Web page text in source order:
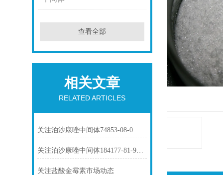
查看全部
相关文章
RELATED ARTICLES
关注泊沙康唑中间体74853-08-0市场动态
关注泊沙康唑中间体184177-81-9市场动态
关注盐酸金霉素市场动态